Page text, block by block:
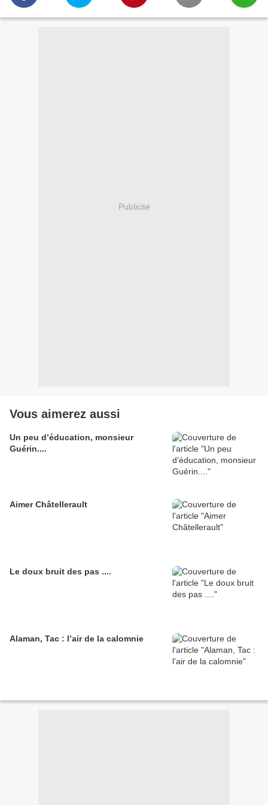
Publicité
Vous aimerez aussi
Un peu d’éducation, monsieur
Guérin....
Aimer Châtellerault
Le doux bruit des pas ....
Alaman, Tac : l’air de la calomnie